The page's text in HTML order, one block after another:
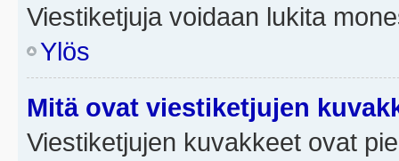
Viestiketjuja voidaan lukita
Ylös
Mitä ovat viestiketjujen
Viestiketjujen kuvakkeet ovat